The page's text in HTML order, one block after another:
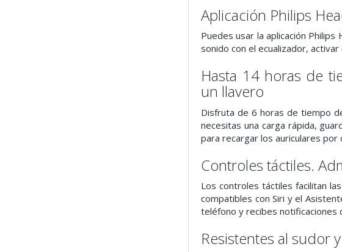
Aplicación Philips
Puedes usar la aplicación
sonido con el ecualizador,
Hasta 14 horas de
un llavero
Disfruta de 6 horas de tiempo
necesitas una carga rápida,
para recargar los auriculares
Controles táctiles.
Los controles táctiles facilitan
compatibles con Siri y el
teléfono y recibes notificaciones
Resistentes al sudor